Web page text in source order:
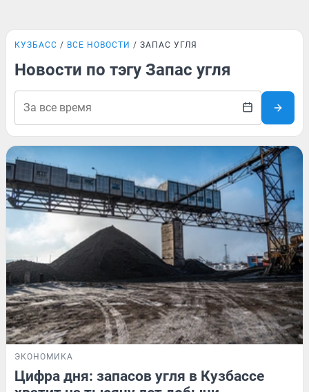
КУЗБАСС ВСЕ НОВОСТИ ЗАПАС УГЛЯ
Новости по тэгу Запас угля
ЭКОНОМИКА
Цифра дня: запасов угля в Кузбассе